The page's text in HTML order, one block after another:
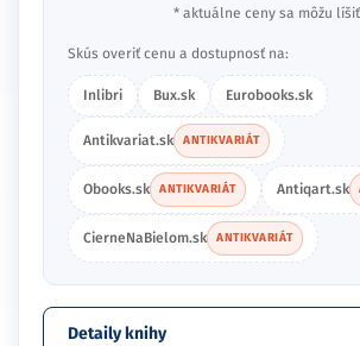
* aktuálne ceny sa môžu líšiť
Skús overiť cenu a dostupnosť na:
Inlibri Bux.sk Eurobooks.sk
Antikvariat.sk ANTIKVARIÁT
Obooks.sk ANTIKVARIÁT Antiqart.sk
CierneNaBielom.sk ANTIKVARIÁT
Detaily knihy